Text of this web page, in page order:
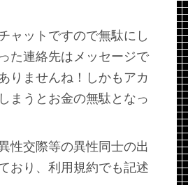
ャットですので無駄にし
た連絡先はメッセージで
りませんね！しかもアカ
まうとお金の無駄となっ
性交際等の異性同士の出
おり、利用規約でも記述